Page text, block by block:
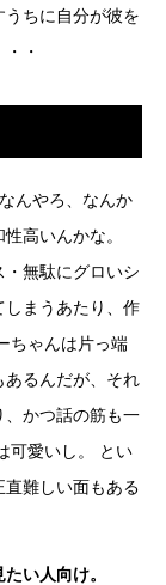
ちに自分が彼を
・
んやろ、なんか
高いんかな。
無駄にグロいシ
しまうあたり、作
ちゃんは片っ端
あるんだが、それ
、かつ話の筋も一
可愛いし。 とい
難しい面もある
い人向け。